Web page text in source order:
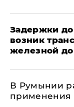
Задержки до
возник
железной
В Румынии
применения